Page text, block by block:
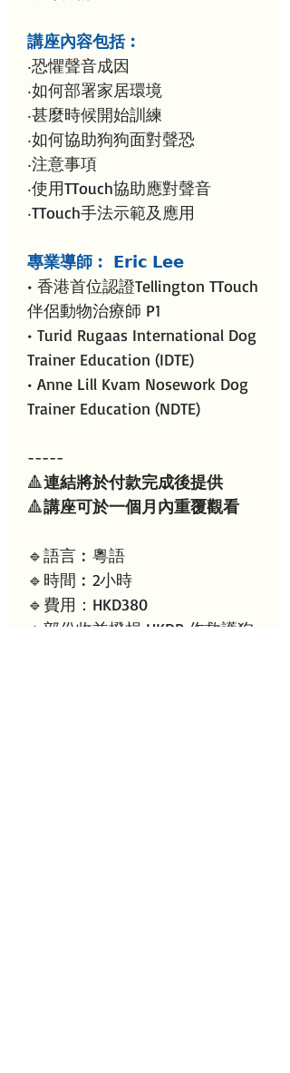
講座內容包括︰
‧恐懼聲音成因
‧如何部署家居環境
‧甚麼時候開始訓練
‧如何協助狗狗面對聲恐
‧注意事項
‧使用TTouch協助應對聲音
‧TTouch手法示範及應用
專業導師︰ 𝗘𝗿𝗶𝗰 𝗟𝗲𝗲
• 香港首位認證Tellington TTouch
伴侶動物治療師 P1
• Turid Rugaas International Dog
Trainer Education (IDTE)
• Anne Lill Kvam Nosework Dog
Trainer Education (NDTE)
-----
🔺連結將於付款完成後提供
🔺講座可於一個月內重覆觀看
🔹語言︰粵語
🔹時間︰2小時
🔹費用：HKD380
🔹部份收益撥捐 HKDR 作救護狗